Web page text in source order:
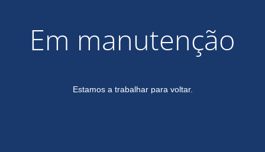
Em manutenção
Estamos a trabalhar para voltar.